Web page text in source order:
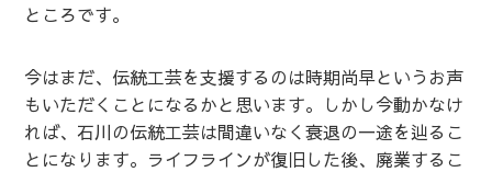
ところです。
今はまだ、伝統工芸を支援するのは時期尚早というお声
もいただくことになるかと思います。しかし今動かなけ
れば、石川の伝統工芸は間違いなく衰退の一途を辿るこ
とになります。ライフラインが復旧した後、廃業するこ